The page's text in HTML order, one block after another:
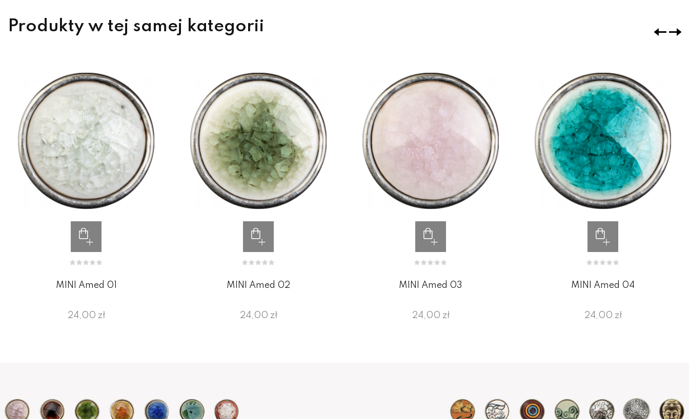
Produkty w tej samej kategorii
MINI Amed 01
24,00 zł
MINI Amed 02
24,00 zł
MINI Amed 03
24,00 zł
MINI Amed 04
24,00 zł